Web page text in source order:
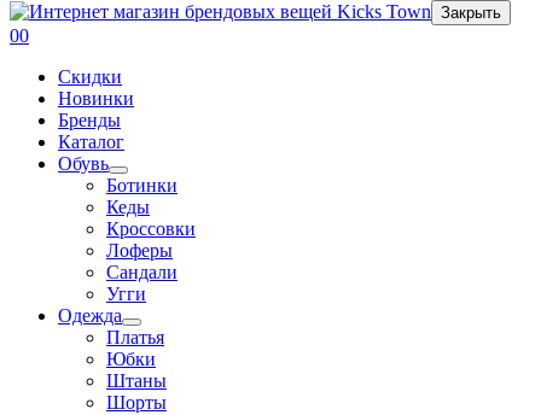
Закрыть
00
Скидки
Новинки
Бренды
Каталог
Обувь
Ботинки
Кеды
Кроссовки
Лоферы
Сандали
Угги
Одежда
Платья
Юбки
Штаны
Шорты